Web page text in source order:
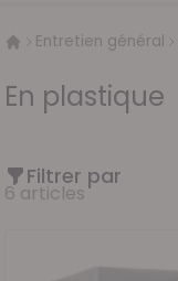
Entretien général
En plastique
6articles
Filtrer par